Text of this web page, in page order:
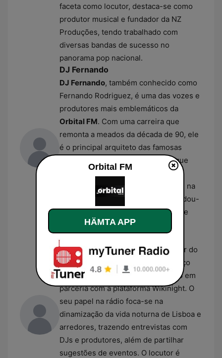
faceta como locutor, destaca-se como
produtor musical e fundador da NZ
Produções, tendo trabalhado com
diversas bandas de sucesso no
panorama pop nacional.
DJ Fernando
DJ Fernando, também conhecido como
Fernando Rodriguez, é uma das vozes e
produtores mais emblemáticos da
Orbital FM. Com uma carreira que
remonta a meados da década de 90, ele
é o principal arquiteto das famosas
da estação, que
compilam os maiores sucessos das
pistas de dança. A sua continuidade na
rádio ao longo das décadas consolidou-
o como um dos pilares da identidade
musical da Orbital.
Paulinho Azeitona
Paulinho Azeitonaé o apresentador do
programa
, um espaço
dedicado à cena clubbing realizado em
parceria com a plataforma Wikinight. O
seu papel na rádio foca-se na
dinamização da vida noturna de Lisboa e
arredores, trazendo entrevistas com
DJs e produtores, além de partilhar
sugestões de eventos. O locutor é
Orbital FM
HÄMTA APP